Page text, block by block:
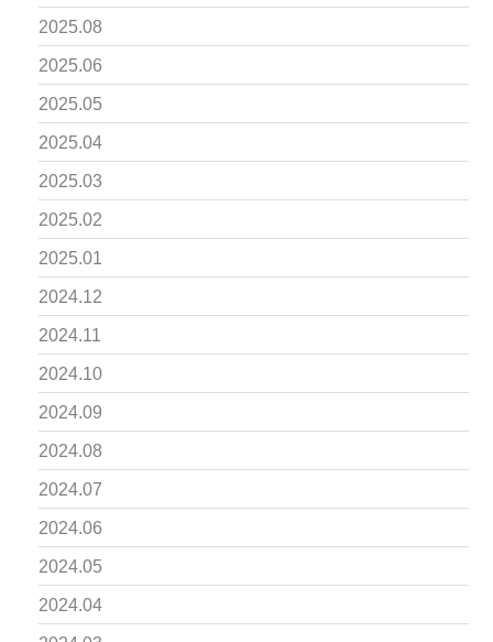
2025.08
2025.06
2025.05
2025.04
2025.03
2025.02
2025.01
2024.12
2024.11
2024.10
2024.09
2024.08
2024.07
2024.06
2024.05
2024.04